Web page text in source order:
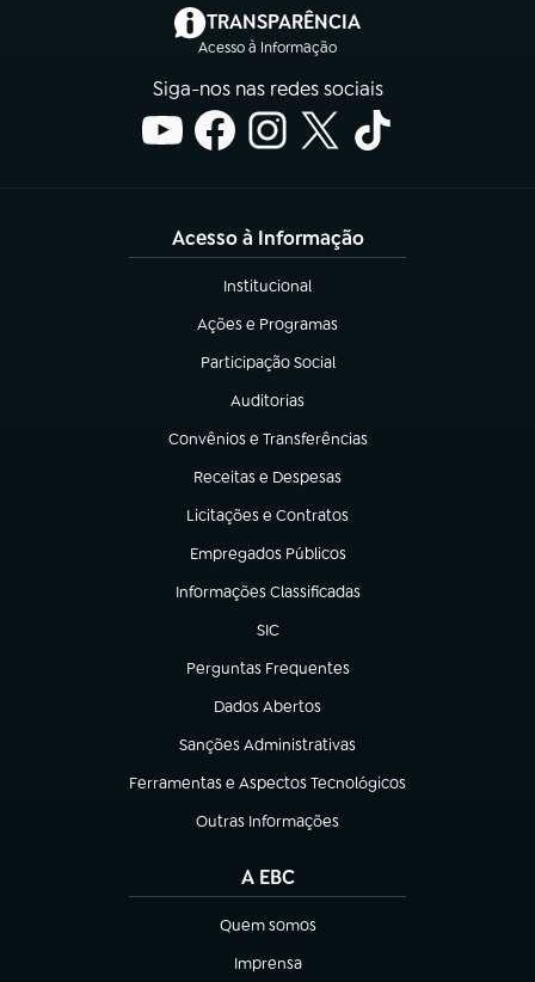
TRANSPARÊNCIA
Acesso à Informação
(abre em nova aba)
Siga-nos nas redes sociais
Acesso à Informação
Institucional
(abre em nova aba)
Ações e Programas
(abre em nova aba)
Participação Social
(abre em nova aba)
Auditorias
(abre em nova aba)
Convênios e Transferências
(abre em nova aba)
Receitas e Despesas
(abre em nova aba)
Licitações e Contratos
(abre em nova aba)
Empregados Públicos
(abre em nova aba)
Informações Classificadas
(abre em nova aba)
SIC
(abre em nova aba)
Perguntas Frequentes
(abre em nova aba)
Dados Abertos
(abre em nova aba)
Sanções Administrativas
(abre em nova aba)
Ferramentas e Aspectos Tecnológicos
(abre em nova aba)
Outras Informações
(abre em nova aba)
A EBC
Quem somos
(abre em nova aba)
Imprensa
(abre em nova aba)